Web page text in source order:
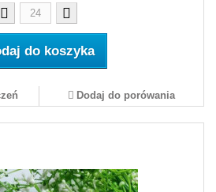
do koszyka
Dodaj do porówania